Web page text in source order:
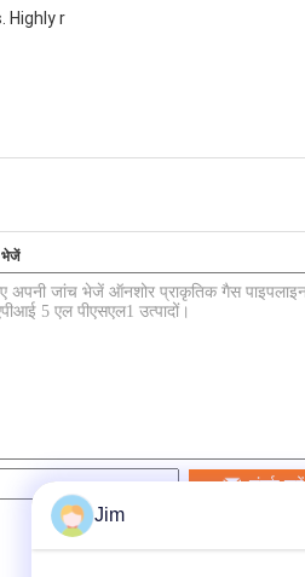
Highly r
भेजें
संपर्क करें
Jim